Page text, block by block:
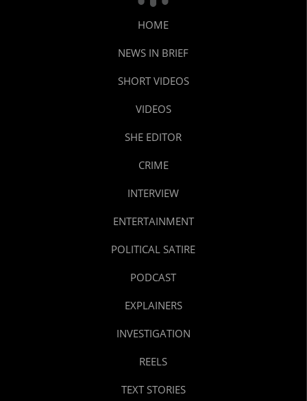
HOME
NEWS IN BRIEF
SHORT VIDEOS
VIDEOS
SHE EDITOR
CRIME
INTERVIEW
ENTERTAINMENT
POLITICAL SATIRE
PODCAST
EXPLAINERS
INVESTIGATION
REELS
TEXT STORIES